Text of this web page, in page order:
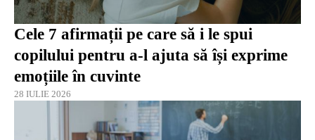
Cele 7 afirmații pe care să i le spui
copilului pentru a-l ajuta să își exprime
emoțiile în cuvinte
28 IULIE 2026